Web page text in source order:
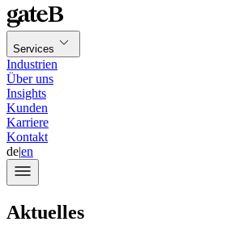
Services
Industrien
Über uns
Insights
Kunden
Karriere
Kontakt
de|en
Aktuelles